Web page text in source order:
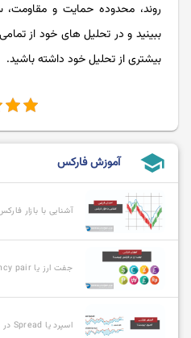
روند، محدوده حمایت و
ببینید و در تحلیل های خود از
بیشتری از تحلیل خود داشته باشید.
school آموزش فارکس
آشنایی با بازار
جفت ارز یا Currency pair در فارکس چیست؟
اسپرد یا Spread در فارکس چیست؟